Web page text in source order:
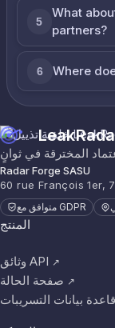
5
What
partners?
6 Where
Radar Forge SASU
60 rue François 1er,
متوافق مع GDPR
المنتج
وثائق API ↗
صفحة الحالة ↗
قاعدة بيانات التسريبات